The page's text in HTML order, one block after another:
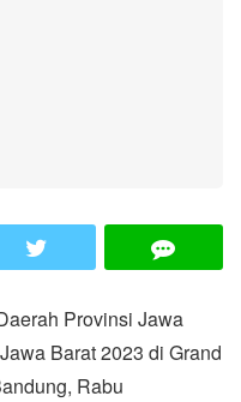
Provinsi Jawa
Barat 2023 di Grand
Rabu